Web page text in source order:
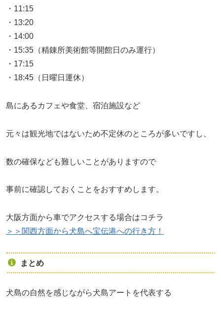
・11:15
・13:20
・14:00
・15:35（精錬所美術館等開館日のみ運行）
・17:15
・18:45（日曜日運休）
島にあるカフェや食堂、宿泊施設など
元々は観光地ではないため不定休のところが多いですし、
数の確保なども難しいことがありますので
事前に確認しておくことをおすすめします。
大阪方面から車でアクセスする場合はコチラ
＞＞関西方面から犬島へ宝伝港への行き方！
まとめ
犬島の自然を感じながら犬島アートを代表する